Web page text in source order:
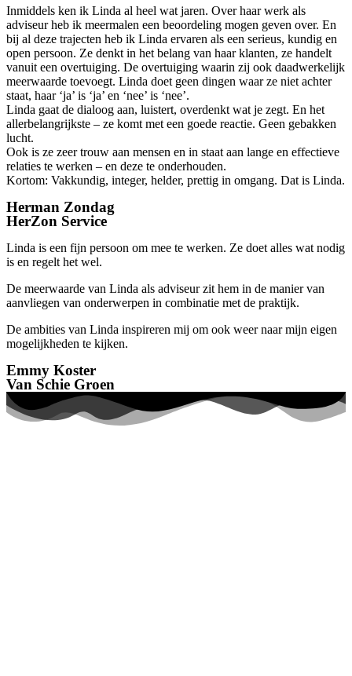
Inmiddels ken ik Linda al heel wat jaren. Over haar werk als
adviseur heb ik meermalen een beoordeling mogen geven over. En
bij al deze trajecten heb ik Linda ervaren als een serieus, kundig en
open persoon. Ze denkt in het belang van haar klanten, ze handelt
vanuit een overtuiging. De overtuiging waarin zij ook daadwerkelijk
meerwaarde toevoegt. Linda doet geen dingen waar ze niet achter
staat, haar ‘ja’ is ‘ja’ en ‘nee’ is ‘nee’.
Linda gaat de dialoog aan, luistert, overdenkt wat je zegt. En het
allerbelangrijkste – ze komt met een goede reactie. Geen gebakken
lucht.
Ook is ze zeer trouw aan mensen en in staat aan lange en effectieve
relaties te werken – en deze te onderhouden.
Kortom: Vakkundig, integer, helder, prettig in omgang. Dat is Linda.
Herman Zondag
HerZon Service
Linda is een fijn persoon om mee te werken. Ze doet alles wat nodig
is en regelt het wel.
De meerwaarde van Linda als adviseur zit hem in de manier van
aanvliegen van onderwerpen in combinatie met de praktijk.
De ambities van Linda inspireren mij om ook weer naar mijn eigen
mogelijkheden te kijken.
Emmy Koster
Van Schie Groen